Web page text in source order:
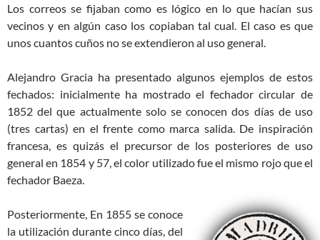
Los correos se fijaban como es lógico en lo que hacían sus
vecinos y en algún caso los copiaban tal cual. El caso es que
unos cuantos cuños no se extendieron al uso general.
Alejandro Gracia ha presentado algunos ejemplos de estos
fechados: inicialmente ha mostrado el fechador circular de
1852 del que actualmente solo se conocen dos días de uso
(tres cartas) en el frente como marca salida. De inspiración
francesa, es quizás el precursor de los posteriores de uso
general en 1854 y 57, el color utilizado fue el mismo rojo que el
fechador Baeza.
Posteriormente, En 1855 se conoce
la utilización durante cinco días, del